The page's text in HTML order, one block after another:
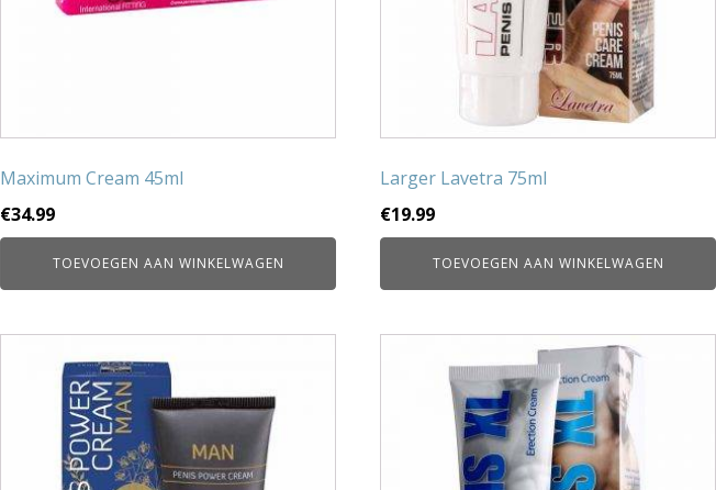
Maximum Cream 45ml
€34.99
TOEVOEGEN AAN WINKELWAGEN
Larger Lavetra 75ml
€19.99
TOEVOEGEN AAN WINKELWAGEN